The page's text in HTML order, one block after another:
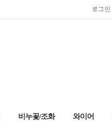
로그인
비누꽃/조화 와이어